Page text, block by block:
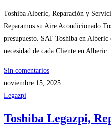
Toshiba Alberic, Reparación y
Reparamos su Aire Acondicionado
presupuesto. SAT Toshiba en
necesidad de cada Cliente en Alberic.
Sin comentarios
noviembre 15, 2025
Legazpi
Toshiba Legazpi,